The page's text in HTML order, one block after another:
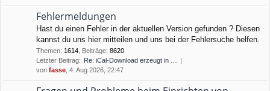
Fehlermeldungen
Hast du einen Fehler in der aktuellen Version gefunden ? Diesen
kannst du uns hier mitteilen und uns bei der Fehlersuche helfen.
Themen: 1614 Beiträge: 8620
Letzter Beitrag: Re: iCal-Download erzeugt in …
von fasse , 4. Aug 2026, 22:47